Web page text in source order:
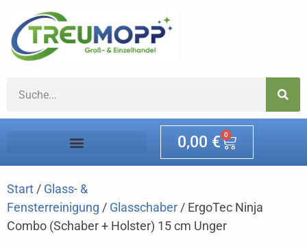
0,00 € 0
Start/ Glass- &
Fensterreinigung / Glasschaber/ ErgoTec Ninja
Combo (Schaber + Holster) 15 cm Unger